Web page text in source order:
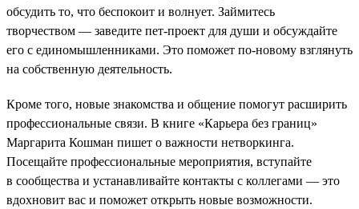
обсудить то, что беспокоит и волнует. Займитесь
творчеством — заведите пет-проект для души и обсуждайте
его с единомышленниками. Это поможет по-новому взглянуть
на собственную деятельность.
Кроме того, новые знакомства и общение помогут расширить
профессиональные связи. В книге «Карьера без границ»
Маргарита Кошман пишет о важности нетворкинга.
Посещайте профессиональные мероприятия, вступайте
в сообщества и устанавливайте контакты с коллегами — это
вдохновит вас и поможет открыть новые возможности.